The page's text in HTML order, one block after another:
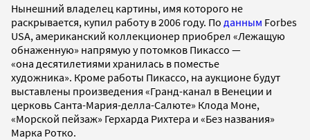
Нынешний владелец картины, имя которого не
раскрывается, купил работу в 2006 году. По данным Forbes
USA, американский коллекционер приобрел «Лежащую
обнаженную» напрямую у потомков Пикассо —
«она десятилетиями хранилась в поместье
художника». Кроме работы Пикассо, на аукционе будут
выставлены произведения «Гранд-канал в Венеции и
церковь Санта-Мария-делла-Салюте» Клода Моне,
«Морской пейзаж» Герхарда Рихтера и «Без названия»
Марка Ротко.